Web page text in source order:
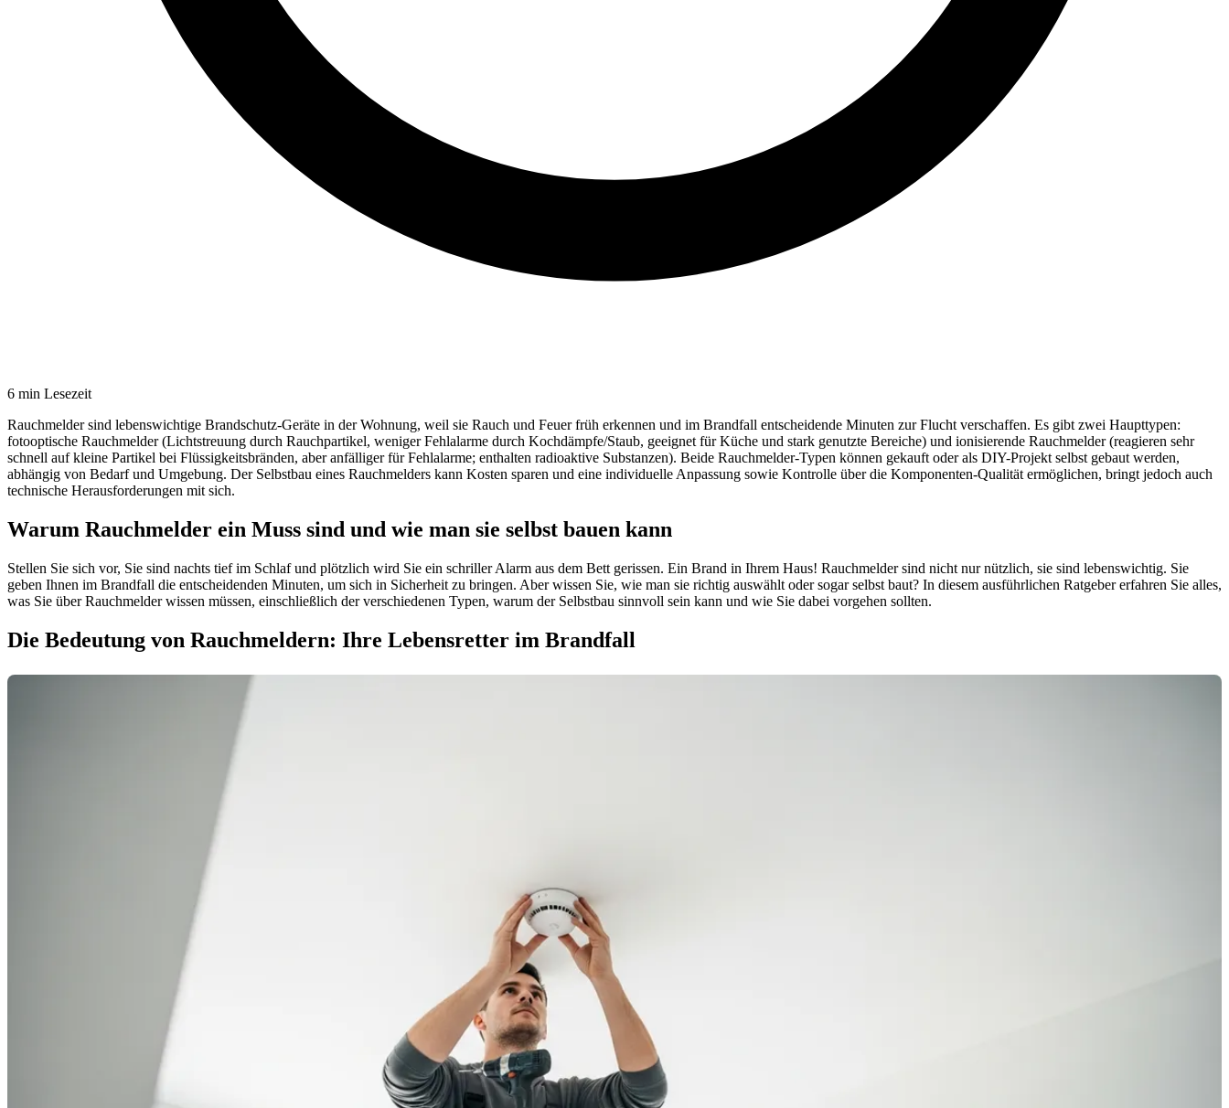
6 min Lesezeit
Rauchmelder sind lebenswichtige Brandschutz-Geräte in der Wohnung, weil sie Rauch und Feuer früh erkennen und im Brandfall entscheidende Minuten zur Flucht verschaffen. Es gibt zwei Haupttypen:
fotooptische Rauchmelder (Lichtstreuung durch Rauchpartikel, weniger Fehlalarme durch Kochdämpfe/Staub, geeignet für Küche und stark genutzte Bereiche) und ionisierende Rauchmelder (reagieren sehr
schnell auf kleine Partikel bei Flüssigkeitsbränden, aber anfälliger für Fehlalarme; enthalten radioaktive Substanzen). Beide Rauchmelder-Typen können gekauft oder als DIY-Projekt selbst gebaut werden,
abhängig von Bedarf und Umgebung. Der Selbstbau eines Rauchmelders kann Kosten sparen und eine individuelle Anpassung sowie Kontrolle über die Komponenten-Qualität ermöglichen, bringt jedoch auch
technische Herausforderungen mit sich.
Warum Rauchmelder ein Muss sind und wie man sie selbst bauen kann
Stellen Sie sich vor, Sie sind nachts tief im Schlaf und plötzlich wird Sie ein schriller Alarm aus dem Bett gerissen. Ein Brand in Ihrem Haus! Rauchmelder sind nicht nur nützlich, sie sind lebenswichtig. Sie
geben Ihnen im Brandfall die entscheidenden Minuten, um sich in Sicherheit zu bringen. Aber wissen Sie, wie man sie richtig auswählt oder sogar selbst baut? In diesem ausführlichen Ratgeber erfahren Sie alles,
was Sie über Rauchmelder wissen müssen, einschließlich der verschiedenen Typen, warum der Selbstbau sinnvoll sein kann und wie Sie dabei vorgehen sollten.
Die Bedeutung von Rauchmeldern: Ihre Lebensretter im Brandfall